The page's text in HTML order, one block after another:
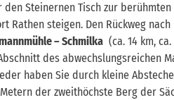
den Steinernen Tisch zur
Rathen steigen. Den Rückweg
– Schmilka (ca. 14 km, ca.
des abwechslungsreichen
haben Sie durch kleine
der zweithöchste Berg der